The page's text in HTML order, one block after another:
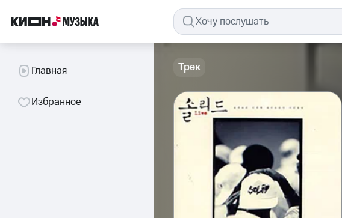
Главная
Избранное
Трек